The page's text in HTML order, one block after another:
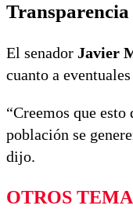
Transparencia
El senador Javier
cuanto a
“Creemos que
población se
dijo.
OTROS